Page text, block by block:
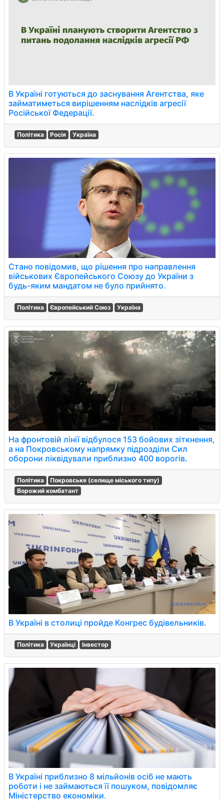
В Україні готуються до заснування Агентства, яке
займатиметься вирішенням наслідків агресії
Російської Федерації.
Політика Росія Україна
Стано повідомив, що рішення про направлення
військових Європейського Союзу до України з
будь-яким мандатом не було прийнято.
Політика Європейський Союз Україна
На фронтовій лінії відбулося 153 бойових зіткнення,
а на Покровському напрямку підрозділи Сил
оборони ліквідували приблизно 400 ворогів.
Політика
Покровське (селище міського типу)
Ворожий комбатант
В Україні в столиці пройде Конгрес будівельників.
Політика Українці Інвестор
В Україні приблизно 8 мільйонів осіб не мають
роботи і не займаються її пошуком, повідомляє
Міністерство економіки.